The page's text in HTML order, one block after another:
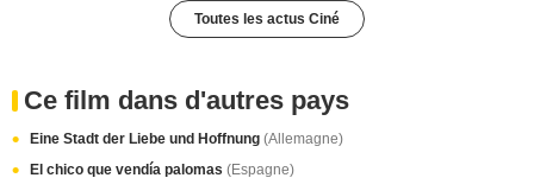
Toutes les actus Ciné
Ce film dans d'autres pays
Eine Stadt der Liebe und Hoffnung (Allemagne)
El chico que vendía palomas (Espagne)